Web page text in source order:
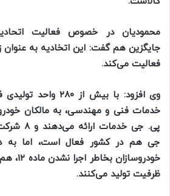
محمودیان در خصوص فعالیت
جایگزین هم گفت: این اتخادیه به عنوان
فعالیت می‌کند.
خدمات فنی و مهندسی، به مالکان
پی. جی
جی هم در کشور فعال است، اما به
ظرفیت تولید می‌کنند.